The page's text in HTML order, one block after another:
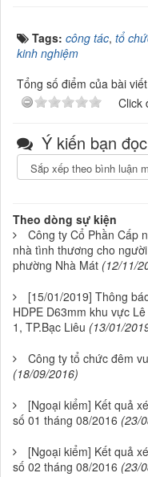
Tags: công tác, tổ
kinh nghiệm
Tổng số điểm của bài
Click
Ý kiến bạn đọc
Theo dòng sự kiện
Công ty Cổ Phần Cấp
nhà tình thương cho
phường Nhà Mát (12/11/
[15/01/2019] Thông
HDPE D63mm khu vực
1, TP.Bạc Liêu (13/01/
Công ty tổ chức đêm
(18/09/2016)
[Ngoại kiểm] Kết quả
số 01 tháng 08/2016 (23/
[Ngoại kiểm] Kết quả
số 02 tháng 08/2016 (23/